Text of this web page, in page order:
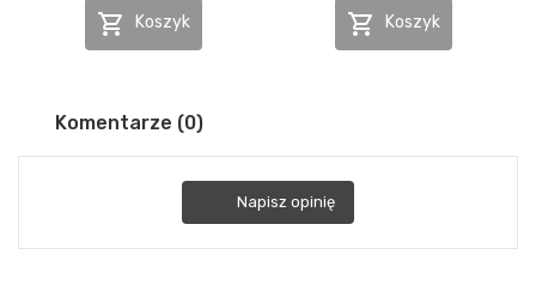
 Koszyk  Koszyk
Komentarze (0)
Napisz opinię